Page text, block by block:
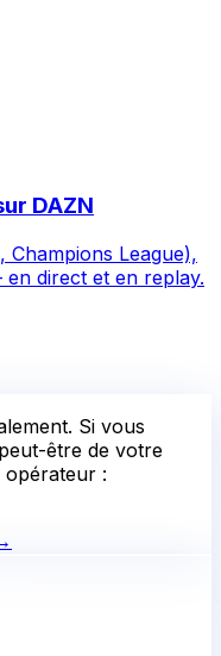
DAZN
Champions League),
direct et en replay.
Si vous
être de votre
: